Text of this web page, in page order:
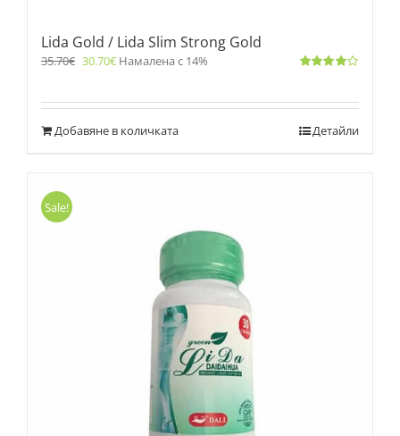
Lida Gold / Lida Slim Strong Gold
35.70€ 30.70€ Намалена с 14%
Добавяне в количката Детайли
Sale!